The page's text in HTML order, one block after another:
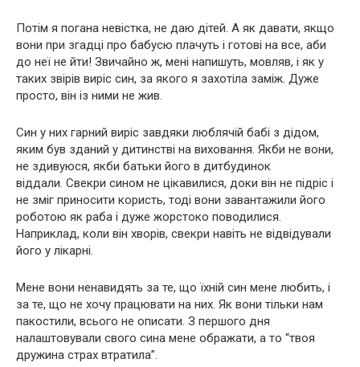
Потім я погана невістка, не даю дітей. А як давати, якщо
вони при згадці про бабусю плачуть і готові на все, аби
до неї не йти! Звичайно ж, мені напишуть, мовляв, і як у
таких звірів виріс син, за якого я захотіла заміж. Дуже
просто, він із ними не жив.
Син у них гарний виріс завдяки люблячій бабі з дідом,
яким був зданий у дитинстві на виховання. Якби не вони,
не здивуюся, якби батьки його в дитбудинок
віддали. Свекри сином не цікавилися, доки він не підріс і
не зміг приносити користь, тоді вони завантажили його
роботою як раба і дуже жорстоко поводилися.
Наприклад, коли він хворів, свекри навіть не відвідували
його у лікарні.
Мене вони ненавидять за те, що їхній син мене любить, і
за те, що не хочу працювати на них. Як вони тільки нам
пакостили, всього не описати. З першого дня
налаштовували свого сина мене ображати, а то “твоя
дружина страх втратила”.